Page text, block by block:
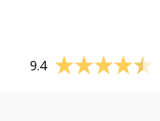
9.4